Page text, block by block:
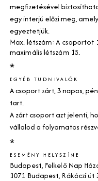
megfizetésével
egy interjú előzi meg,
egyeztetjük.
Max. létszám: A csoportot
maximális létszám 15.
*
EGYÉB TUDNIVALÓK
A csoport zárt, 3 napos,
tart.
A zárt csoport azt jelenti,
vállalod a folyamatos
*
ESEMÉNY HELYSZÍNE
Budapest, Felkelő Nap
1071 Budapest, Rákóczi út